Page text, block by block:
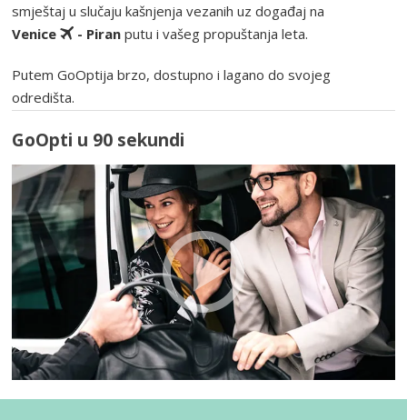
smještaj u slučaju kašnjenja vezanih uz događaj na
Venice
- Piran putu i vašeg propuštanja leta.
Putem GoOptija brzo, dostupno i lagano do svojeg
odredišta.
GoOpti u 90 sekundi